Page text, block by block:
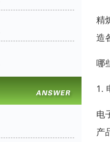
精
造
哪
1.
电
产